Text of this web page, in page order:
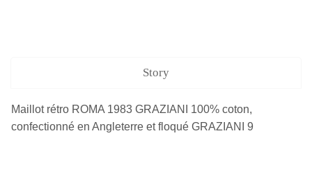
Story
Maillot rétro ROMA 1983 GRAZIANI 100% coton,
confectionné en Angleterre et floqué GRAZIANI 9